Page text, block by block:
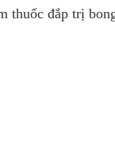
thuốc đắp trị